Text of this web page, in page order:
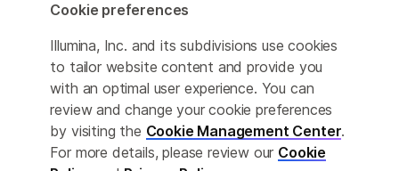
具体商标信息，请参见
www.illumina.com.cn/company/legal.html。
Cookie Management Center
隐私政策
Cookie preferences
Illumina, Inc. and its subdivisions use cookies
to tailor website content and provide you
with an optimal user experience. You can
review and change your cookie preferences
by visiting the Cookie Management Center.
For more details, please review our Cookie